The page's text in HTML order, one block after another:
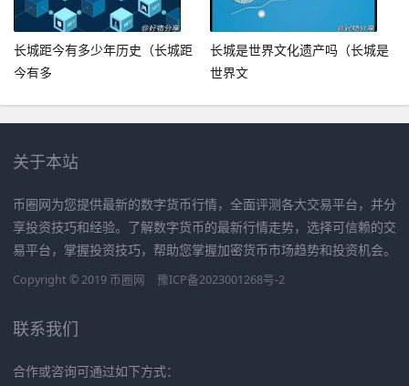
长城距今有多少年历史（长城距
今有多
长城是世界文化遗产吗（长城是
世界文
关于本站
币圈网为您提供最新的数字货币行情，全面评测各大交易平台，并分
享投资技巧和经验。了解数字货币的最新行情走势，选择可信赖的交
易平台，掌握投资技巧，帮助您掌握加密货币市场趋势和投资机会。
Copyright © 2019 币圈网 豫ICP备2023001268号-2
联系我们
合作或咨询可通过如下方式：